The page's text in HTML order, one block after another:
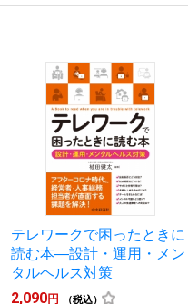
テレワークで困ったときに
読む本―設計・運用・メン
タルヘルス対策
2,090円 （税込）